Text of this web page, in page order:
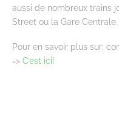
aussi de nombreux trains
Street ou la Gare Centrale.
Pour en savoir plus sur:
=> C’est ici!